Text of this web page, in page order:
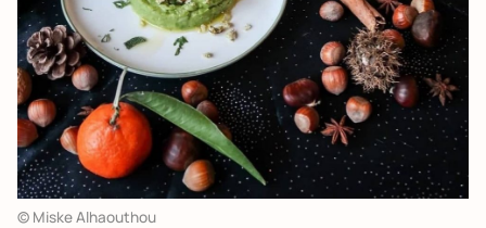
© Miske Alhaouthou